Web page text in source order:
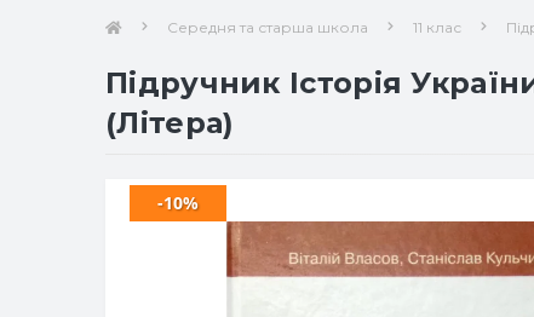
Середня та старша школа 11 клас
Підручник Історія
(Літера)
-10%